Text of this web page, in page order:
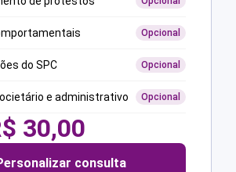
Opcional
do SPC Opcional
e administrativo Opcional
30,00
consulta